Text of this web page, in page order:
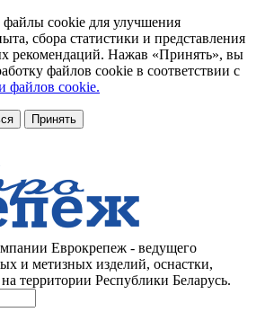
файлы cookie для улучшения
сбора статистики и представления
рекомендаций. Нажав «Принять», вы
файлов cookie в соответствии с
файлов cookie.
Принять
Еврокрепеж - ведущего
и метизных изделий, оснастки,
территории Республики Беларусь.